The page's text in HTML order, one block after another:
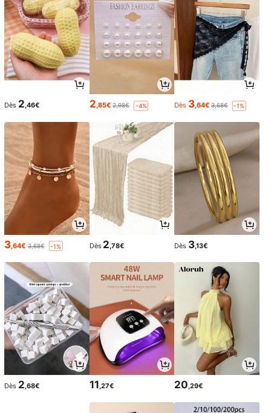
Dès 2,46€ 2,85€ 2,98€ -4% Dès 3,64€ 3,68€ -1%
3 ,64€ 3,68€ -1% Dès 2 ,78€ Dès 3,13€
Dès 2,68€ 11,27€ 20,29€